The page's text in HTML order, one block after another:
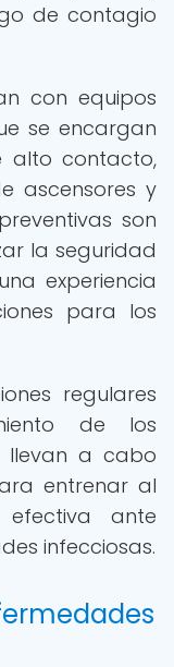
de contagio
con equipos
se encargan
alto contacto,
ascensores y
son
la seguridad
experiencia
para los
regulares
de los
llevan a cabo
entrenar al
ante
infecciosas.